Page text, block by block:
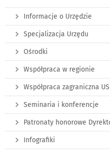
Informacje o Urzędzie
Specjalizacja Urzędu
Ośrodki
Współpraca w regionie
Współpraca zagraniczna US
Seminaria i konferencje
Patronaty honorowe
Infografiki